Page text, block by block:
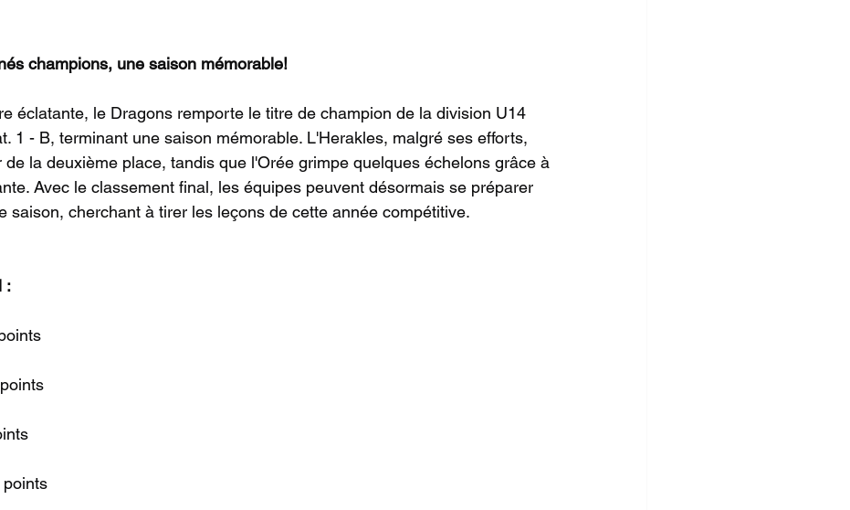
champions, une saison mémorable!
éclatante, le Dragons remporte le titre de champion de la division U14
1 - B, terminant une saison mémorable. L'Herakles, malgré ses efforts,
de la deuxième place, tandis que l'Orée grimpe quelques échelons grâce à
Avec le classement final, les équipes peuvent désormais se préparer
saison, cherchant à tirer les leçons de cette année compétitive.
: